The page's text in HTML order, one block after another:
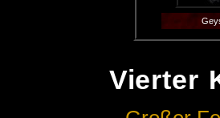
Vierter